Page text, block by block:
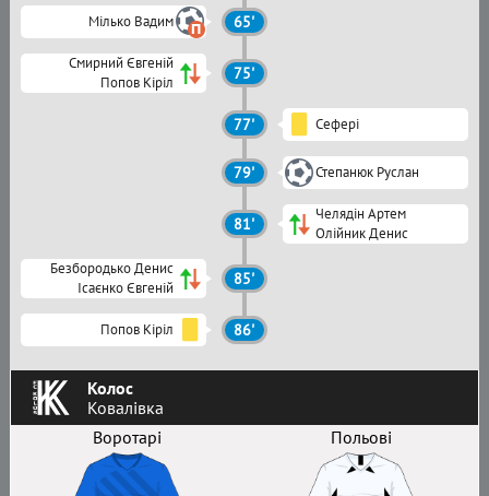
Колос
Ковалівка
Воротарі
Польові
Мілько Вадим 65'
Смирний Євгеній
Попов Кіріл
75'
77' Сефері
79' Степанюк Руслан
81'
Челядін Артем
Олійник Денис
Безбородько Денис
Ісаєнко Євгеній
85'
Попов Кіріл 86'